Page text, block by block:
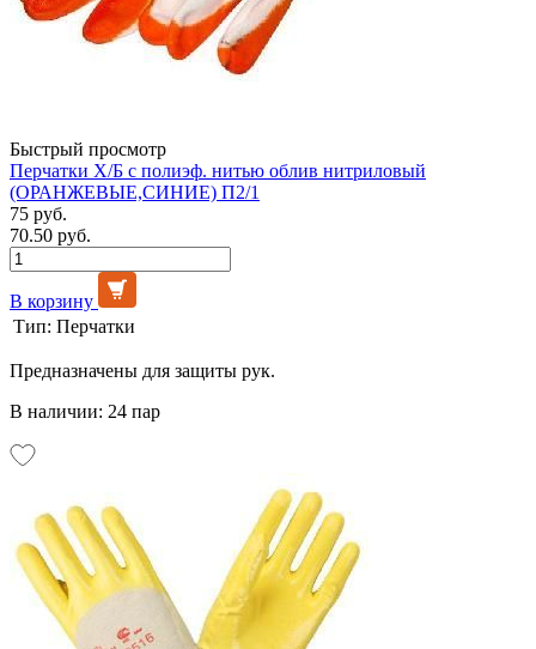
Быстрый просмотр
Перчатки Х/Б с полиэф. нитью облив нитриловый
(ОРАНЖЕВЫЕ,СИНИЕ) П2/1
75 руб.
70.50 руб.
В корзину
Тип: Перчатки
Предназначены для защиты рук.
В наличии: 24 пар